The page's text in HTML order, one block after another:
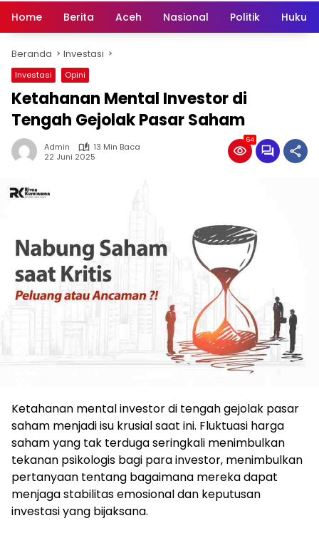
Home Berita Aceh Nasional Politik
Beranda Investasi
Investasi Opini
Ketahanan Mental Investor di
Tengah Gejolak Pasar Saham
Admin
13 Min Baca
22 Juni 2025
64
Ketahanan mental investor di tengah gejolak pasar
saham menjadi isu krusial saat ini. Fluktuasi harga
saham yang tak terduga seringkali menimbulkan
tekanan psikologis bagi para investor, menimbulkan
pertanyaan tentang bagaimana mereka dapat
menjaga stabilitas emosional dan keputusan
investasi yang bijaksana.